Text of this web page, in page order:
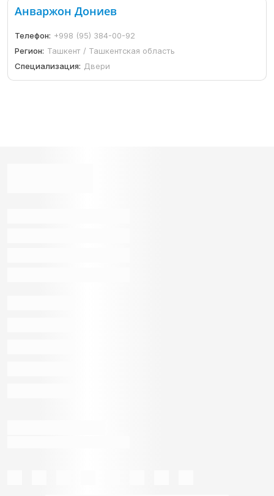
Анваржон Дониев
Телефон: +998 (95) 384-00-92
Регион: Ташкент / Ташкентская область
Специализация: Двери